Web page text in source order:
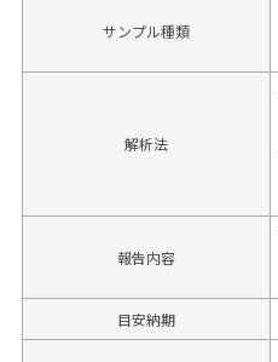
サンプル種類
解析法
報告内容
目安納期